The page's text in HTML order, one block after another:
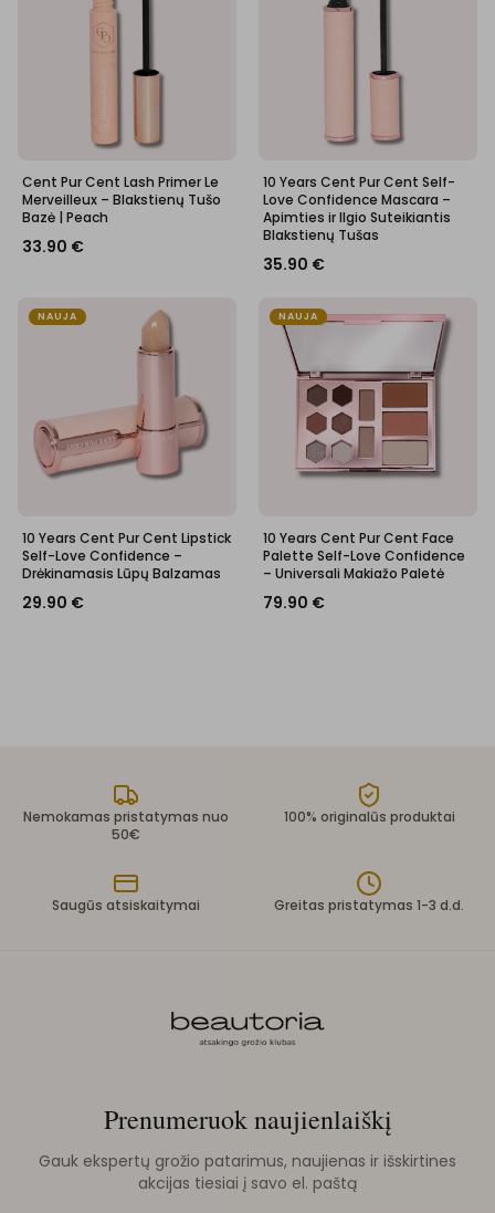
Cent Pur Cent Lash Primer Le
Merveilleux – Blakstienų Tušo
Bazė | Peach
33.90 €
10 Years Cent Pur Cent Self-
Love Confidence Mascara –
Apimties ir Ilgio Suteikiantis
Blakstienų Tušas
35.90 €
NAUJA
10 Years Cent Pur Cent Lipstick
Self-Love Confidence –
Drėkinamasis Lūpų Balzamas
29.90 €
NAUJA
10 Years Cent Pur Cent Face
Palette Self-Love Confidence
– Universali Makiažo Paletė
79.90 €
Nemokamas pristatymas nuo
50€
100% originalūs produktai
Saugūs atsiskaitymai Greitas pristatymas 1-3 d.d.
Prenumeruok naujienlaiškį
Gauk ekspertų grožio patarimus, naujienas ir išskirtines
akcijas tiesiai į savo el. paštą